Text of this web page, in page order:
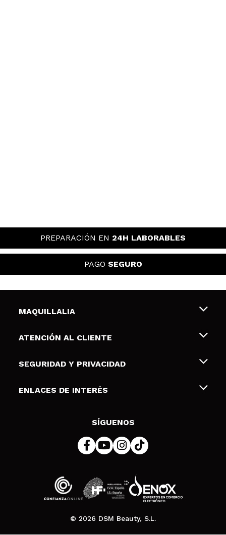
PREPARACIÓN EN 24H LABORABLES
PAGO SEGURO
MAQUILLALIA
Sobre nosotros
Tarjetas de Regalo
ATENCIÓN AL CLIENTE
Envíos y devoluciones
Formas de pago
SEGURIDAD Y PRIVACIDAD
Terminos y condiciones de uso
Política de cookies
ENLACES DE INTERÉS
SÍGUENOS
© 2026 DSM Beauty, S.L.